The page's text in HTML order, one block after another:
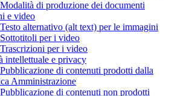
di produzione dei documenti
e video
alternativo (alt text) per le immagini
per i video
per i video
intellettuale e privacy
di contenuti prodotti dalla
Amministrazione
di contenuti non prodotti